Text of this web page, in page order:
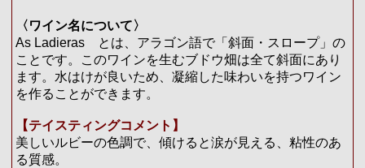
〈ワイン名について〉
As Ladieras とは、アラゴン語で「斜面・スロープ」の
ことです。このワインを生むブドウ畑は全て斜面にあり
ます。水はけが良いため、凝縮した味わいを持つワイン
を作ることができます。
【テイスティングコメント】
美しいルビーの色調で、傾けると涙が見える、粘性のあ
る質感。